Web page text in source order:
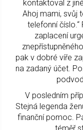
kontaktoval z
Ahoj mami, svůj
telefonní
zaplacení
pak v dobré víře
na zadaný účet.
V posledním
Stejná legenda
finanční pomoc.